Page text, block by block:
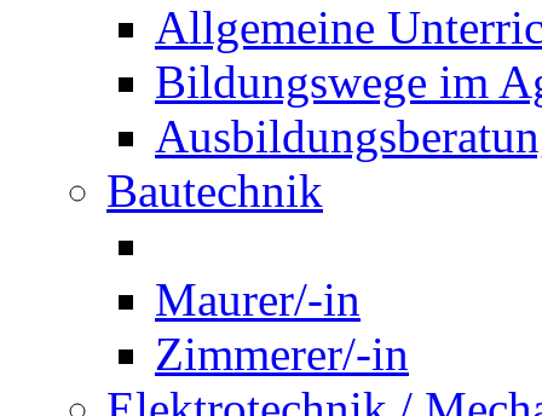
Allgemeine
Bildungswege im
Bautechnik
Maurer/-in
Zimmerer/-in